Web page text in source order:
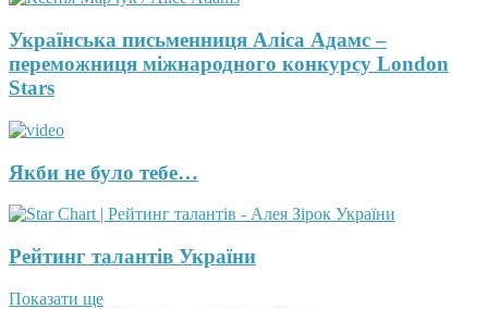
Українська письменниця Аліса Адамс –
переможниця міжнародного конкурсу London
Stars
Якби не було тебе…
Рейтинг талантів України
Показати ще